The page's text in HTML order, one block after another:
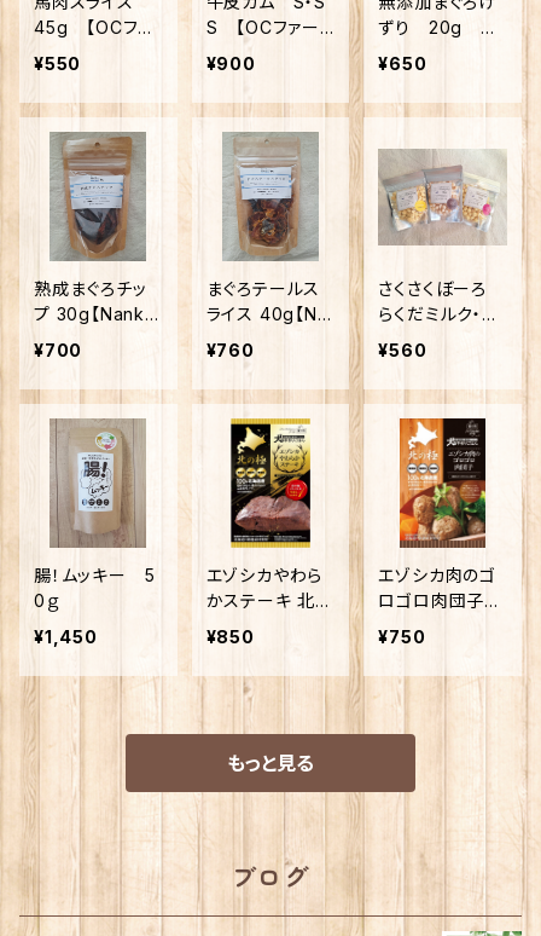
45g 【OCファ
ーム】
¥550
S 【OCファー
ム】
¥900
ずり 20g
【ペッツルート】
¥650
熟成まぐろチッ
プ 30g【Nanki
Japan】
¥700
まぐろテールス
ライス 40g【Na
nki Japan】
¥760
さくさくぼーろ
らくだミルク・さ
つまいも・かぼち
og】
¥560
腸！ムッキー 5
0ｇ
¥1,450
エゾシカやわら
かステーキ 北海
道産 120g
¥850
エゾシカ肉のゴ
ロゴロ肉団子
80g 【北の極】
¥750
もっと見る
ブログ